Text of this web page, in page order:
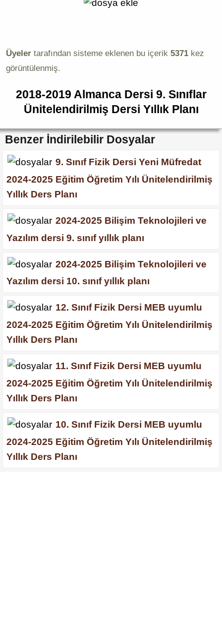
Üyeler tarafından sisteme eklenen bu içerik 5371 kez
görüntülenmiş.
2018-2019 Almanca Dersi 9. Sınıflar
Ünitelendirilmiş Dersi Yıllık Planı
Benzer İndirilebilir Dosyalar
9. Sınıf Fizik Dersi Yeni Müfredat
2024-2025 Eğitim Öğretim Yılı Ünitelendirilmiş
Yıllık Ders Planı
2024-2025 Bilişim Teknolojileri ve
Yazılım dersi 9. sınıf yıllık planı
2024-2025 Bilişim Teknolojileri ve
Yazılım dersi 10. sınıf yıllık planı
12. Sınıf Fizik Dersi MEB uyumlu
2024-2025 Eğitim Öğretim Yılı Ünitelendirilmiş
Yıllık Ders Planı
11. Sınıf Fizik Dersi MEB uyumlu
2024-2025 Eğitim Öğretim Yılı Ünitelendirilmiş
Yıllık Ders Planı
10. Sınıf Fizik Dersi MEB uyumlu
2024-2025 Eğitim Öğretim Yılı Ünitelendirilmiş
Yıllık Ders Planı